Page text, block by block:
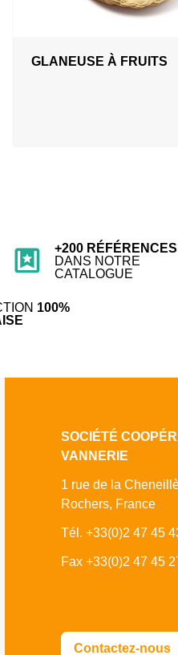
GLANEUSE À FRUITS
+200 RÉFÉRENCES
DANS NOTRE
CATALOGUE
100%
SOCIÉTÉ
VANNERIE
1 rue de la
Rochers, France
Tél. +33(0)2 47 45
Fax +33(0)2 47 45
Contactez-nous